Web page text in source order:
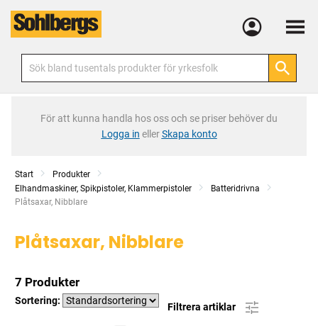
Meny
För att kunna handla hos oss och se priser behöver du
Logga in ellerSkapa konto
Start
Produkter
Elhandmaskiner, Spikpistoler, Klammerpistoler
Batteridrivna
Current:
Plåtsaxar, Nibblare
Plåtsaxar, Nibblare
7 Produkter
Sortering:
Filtrera artiklar